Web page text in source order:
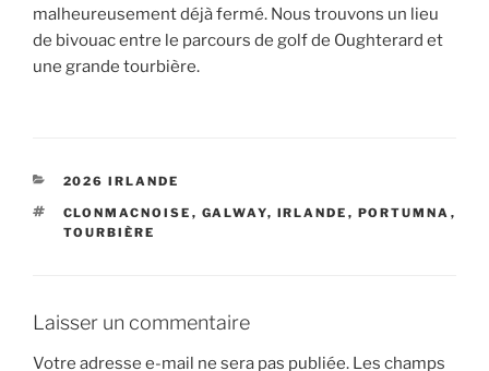
malheureusement déjà fermé. Nous trouvons un lieu
de bivouac entre le parcours de golf de Oughterard et
une grande tourbière.
CATÉGORIES
2026 IRLANDE
ÉTIQUETTES
CLONMACNOISE , GALWAY, IRLANDE , PORTUMNA ,
TOURBIÈRE
Laisser un commentaire
Votre adresse e-mail ne sera pas publiée. Les champs